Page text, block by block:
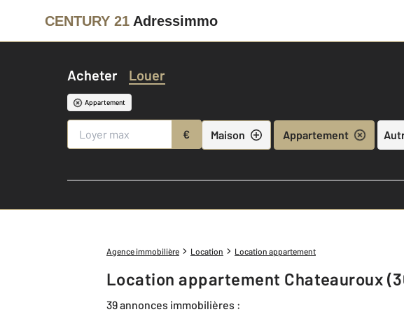
CENTURY 21 Adressimmo
Acheter Louer
Appartement
€ Maison Appartement
Agence immobilière Location Location appartement
Location appartement Chateauroux
39 annonces immobilières :